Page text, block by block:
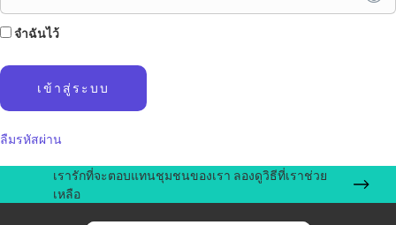
จำฉันไว้
ลืมรหัสผ่าน
เรารักที่จะตอบแทนชุมชนของเรา ลองดูวิธีที่เราช่วย
เหลือ